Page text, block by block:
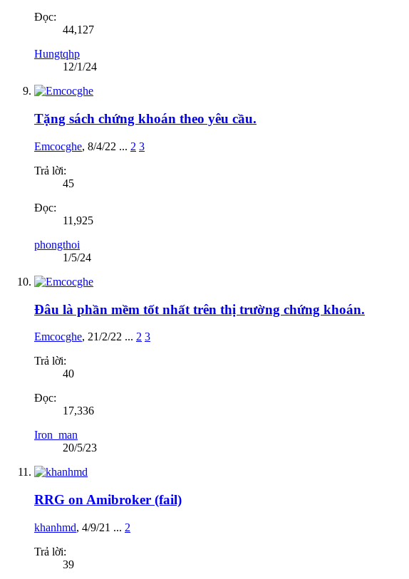
Đọc:
44,127
Hungtqhp
12/1/24
Tặng sách chứng khoán theo yêu cầu.
Emcocghe, 8/4/22 ... 2 3
Trả lời:
45
Đọc:
11,925
phongthoi
1/5/24
Đâu là phần mềm tốt nhất trên thị trường chứng khoán.
Emcocghe, 21/2/22 ... 2 3
Trả lời:
40
Đọc:
17,336
Iron_man
20/5/23
RRG on Amibroker (fail)
khanhmd, 4/9/21 ... 2
Trả lời:
39